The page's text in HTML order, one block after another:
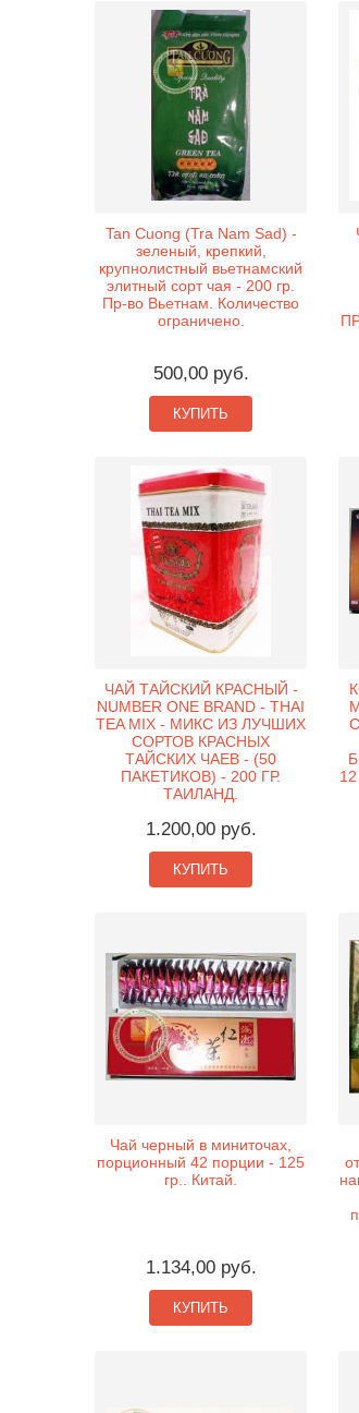
Tan Cuong (Tra Nam Sad) -
зеленый, крепкий,
крупнолистный вьетнамский
элитный сорт чая - 200 гр.
Пр-во Вьетнам. Количество
ограничено.
500,00 руб.
КУПИТЬ
ЧАЙ ТАЙСКИЙ КРАСНЫЙ -
NUMBER ONE BRAND - THAI
TEA MIX - МИКС ИЗ ЛУЧШИХ
СОРТОВ КРАСНЫХ
ТАЙСКИХ ЧАЕВ - (50
ПАКЕТИКОВ) - 200 ГР.
ТАИЛАНД.
1.200,00 руб.
КУПИТЬ
Чай черный в миниточах,
порционный 42 порции - 125
гр.. Китай.
1.134,00 руб.
КУПИТЬ